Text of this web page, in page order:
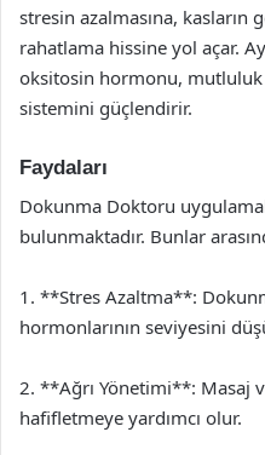
stresin azalmasına, kasların
rahatlama hissine yol açar.
oksitosin hormonu, mutluluk
sistemini güçlendirir.
Faydaları
Dokunma Doktoru
bulunmaktadır. Bunlar
1. **Stres Azaltma**:
hormonlarının seviyesini
2. **Ağrı Yönetimi**: Masaj
hafifletmeye yardımcı olur.